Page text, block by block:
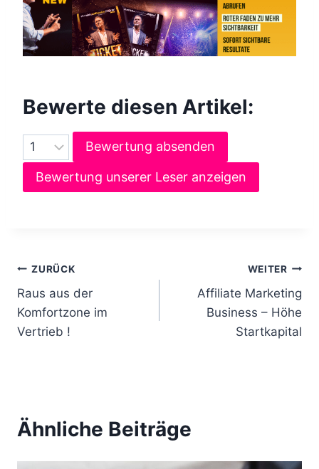
Bewerte diesen Artikel:
Bewertung absenden
Bewertung unserer Leser anzeigen
B
e
i
a
ZURÜCK
Raus aus der
Komfortzone im
Vertrieb !
WEITER
Affiliate Marketing
Business – Höhe
Startkapital
Ähnliche Beiträge